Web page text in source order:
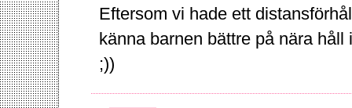
Eftersom vi hade ett
känna barnen bättre på nära
;))